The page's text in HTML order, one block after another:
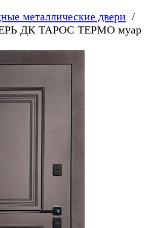
металлические двери
ДК ТАРОС ТЕРМО муар